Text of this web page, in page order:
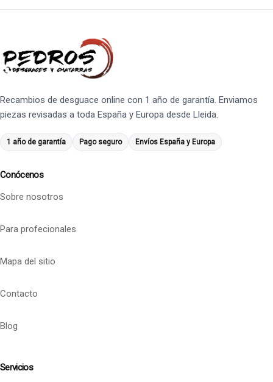
Recambios de desguace online con 1 año de garantía. Enviamos
piezas revisadas a toda España y Europa desde Lleida.
1 año de garantía Pago seguro Envíos España y Europa
Conócenos
Sobre nosotros
Para profecionales
Mapa del sitio
Contacto
Blog
Servicios